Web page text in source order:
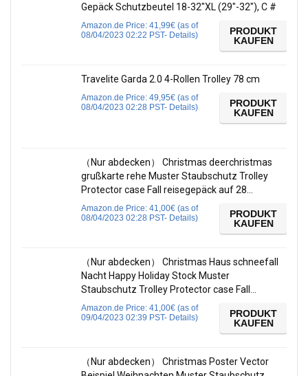
Gepäck Schutzbeutel 18-32″XL (29″-32″), C #
Amazon.de Price: 41,99€ (as of
08/04/2023 02:22 PST- Details)
PRODUKT
KAUFEN
Travelite Garda 2.0 4-Rollen Trolley 78 cm
Amazon.de Price: 49,95€ (as of
08/04/2023 02:28 PST- Details)
PRODUKT
KAUFEN
（Nur abdecken） Christmas deerchristmas
grußkarte rehe Muster Staubschutz Trolley
Protector case Fall reisegepäck auf 28…
Amazon.de Price: 41,00€ (as of
08/04/2023 02:28 PST- Details)
PRODUKT
KAUFEN
（Nur abdecken） Christmas Haus schneefall
Nacht Happy Holiday Stock Muster
Staubschutz Trolley Protector case Fall…
Amazon.de Price: 41,00€ (as of
09/04/2023 02:39 PST- Details)
PRODUKT
KAUFEN
（Nur abdecken） Christmas Poster Vector